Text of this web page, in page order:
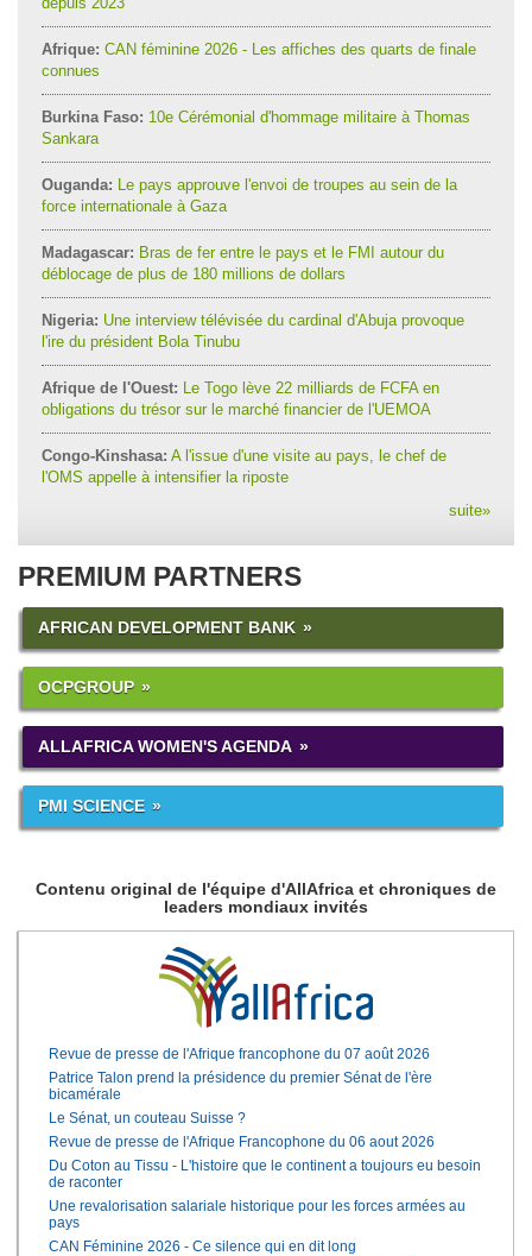
Afrique: CAN féminine 2026 - Les affiches des quarts de finale
connues
Burkina Faso: 10e Cérémonial d'hommage militaire à Thomas
Sankara
Ouganda: Le pays approuve l'envoi de troupes au sein de la
force internationale à Gaza
Madagascar: Bras de fer entre le pays et le FMI autour du
déblocage de plus de 180 millions de dollars
Nigeria: Une interview télévisée du cardinal d'Abuja provoque
l'ire du président Bola Tinubu
Afrique de l'Ouest: Le Togo lève 22 milliards de FCFA en
obligations du trésor sur le marché financier de l'UEMOA
Congo-Kinshasa: A l'issue d'une visite au pays, le chef de
l'OMS appelle à intensifier la riposte
suite»
PREMIUM PARTNERS
AFRICAN DEVELOPMENT BANK
OCPGROUP
ALLAFRICA WOMEN'S AGENDA
PMI SCIENCE
Contenu original de l'équipe d'AllAfrica et chroniques de
leaders mondiaux invités
Revue de presse de l'Afrique francophone du 07 août 2026
Patrice Talon prend la présidence du premier Sénat de l'ère
bicamérale
Le Sénat, un couteau Suisse ?
Revue de presse de l'Afrique Francophone du 06 aout 2026
Du Coton au Tissu - L'histoire que le continent a toujours eu besoin
de raconter
Une revalorisation salariale historique pour les forces armées au
pays
CAN Féminine 2026 - Ce silence qui en dit long